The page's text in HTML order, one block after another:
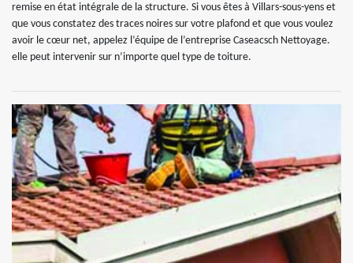
remise en état intégrale de la structure. Si vous êtes à Villars-sous-yens et
que vous constatez des traces noires sur votre plafond et que vous voulez
avoir le cœur net, appelez l’équipe de l’entreprise Caseacsch Nettoyage.
elle peut intervenir sur n’importe quel type de toiture.